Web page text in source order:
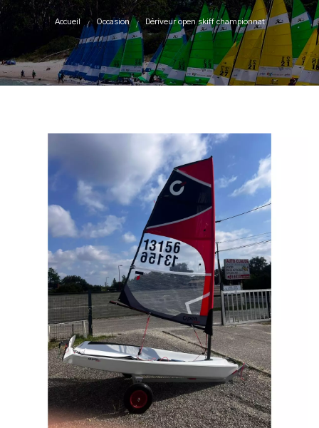
Accueil Occasion Dériveur open skiff championnat